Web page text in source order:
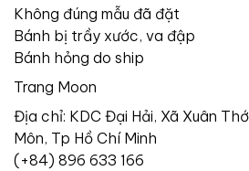
Không đúng mẫu đã đặt
Bánh bị trầy xước, va đập
Bánh hỏng do ship
Trang Moon
Địa chỉ: KDC Đại Hải, Xã Xuân
Môn, Tp Hồ Chí Minh
(+84) 896 633 166